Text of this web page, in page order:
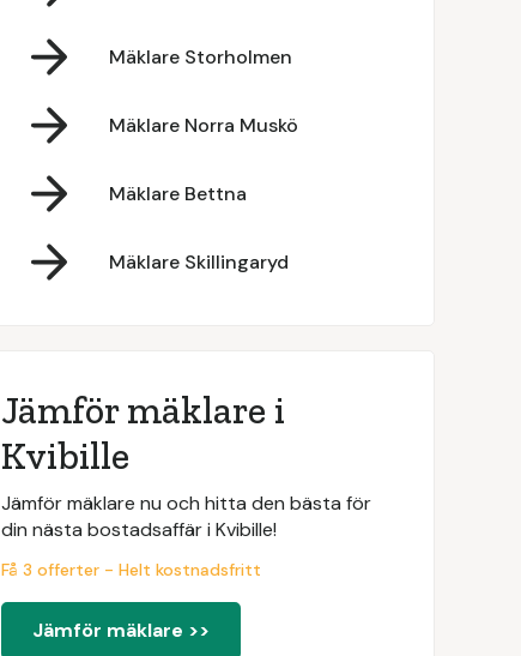
Mäklare Storholmen
Mäklare Norra Muskö
Mäklare Bettna
Mäklare Skillingaryd
Jämför mäklare i
Kvibille
Jämför mäklare nu och hitta den bästa för
din nästa bostadsaffär i Kvibille!
Få 3 offerter - Helt kostnadsfritt
Jämför mäklare >>